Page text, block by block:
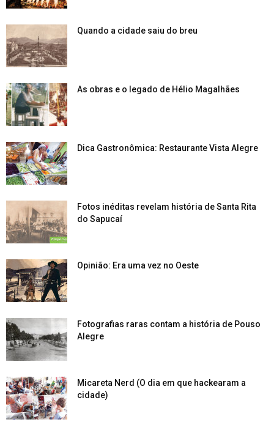
Quando a cidade saiu do breu
As obras e o legado de Hélio Magalhães
Dica Gastronômica: Restaurante Vista Alegre
Fotos inéditas revelam história de Santa Rita
do Sapucaí
Opinião: Era uma vez no Oeste
Fotografias raras contam a história de Pouso
Alegre
Micareta Nerd (O dia em que hackearam a
cidade)